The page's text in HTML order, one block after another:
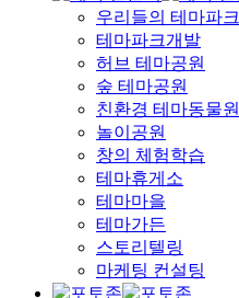
우리들의 테마파크
테마파크개발
허브 테마공원
숲 테마공원
친환경 테마동물원
놀이공원
창의 체험학습
테마휴게소
테마마을
테마가든
스토리텔링
마케팅 컨설팅